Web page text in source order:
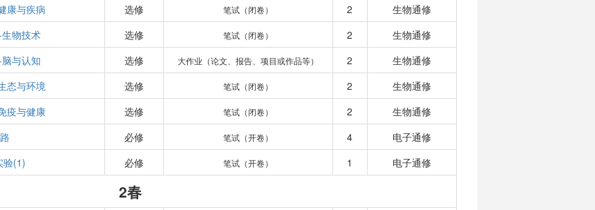
康与疾病 选修 笔试（闭卷） 2
生物通修
物技术 选修 笔试（闭卷） 2
生物通修
与认知 选修 大作业（论文、报告、项目或作品等） 2
生物通修
态与环境 选修 笔试（闭卷） 2
生物通修
疫与健康 选修 笔试（闭卷） 2
生物通修
必修 笔试（开卷） 4
电子通修
验(1) 必修 笔试（开卷） 1 电子通修
2春